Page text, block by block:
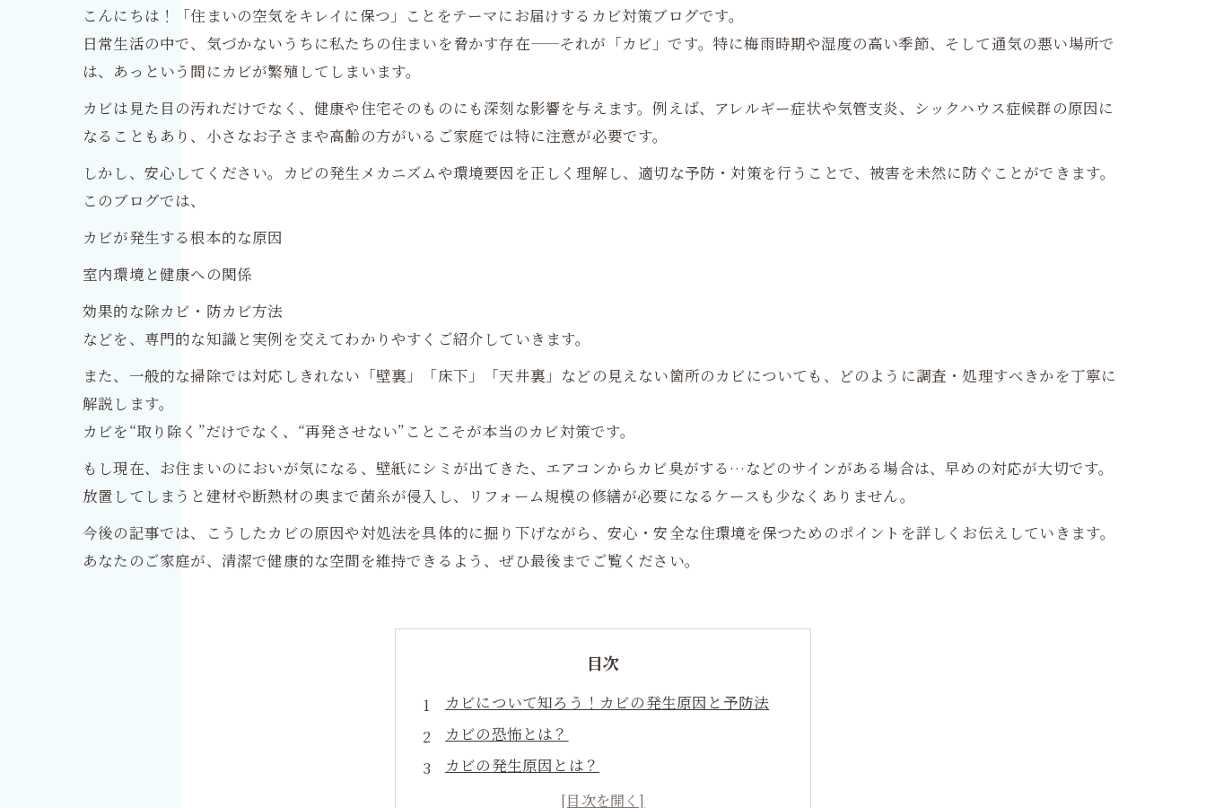
こんにちは！「住まいの空気をキレイに保つ」ことをテーマにお届けするカビ対策ブログです。
日常生活の中で、気づかないうちに私たちの住まいを脅かす存在——それが「カビ」です。特に梅雨時期や湿度の高い季節、そして通気の悪い場所で
は、あっという間にカビが繁殖してしまいます。
カビは見た目の汚れだけでなく、健康や住宅そのものにも深刻な影響を与えます。例えば、アレルギー症状や気管支炎、シックハウス症候群の原因に
なることもあり、小さなお子さまや高齢の方がいるご家庭では特に注意が必要です。
しかし、安心してください。カビの発生メカニズムや環境要因を正しく理解し、適切な予防・対策を行うことで、被害を未然に防ぐことができます。
このブログでは、
カビが発生する根本的な原因
室内環境と健康への関係
効果的な除カビ・防カビ方法
などを、専門的な知識と実例を交えてわかりやすくご紹介していきます。
また、一般的な掃除では対応しきれない「壁裏」「床下」「天井裏」などの見えない箇所のカビについても、どのように調査・処理すべきかを丁寧に
解説します。
カビを“取り除く”だけでなく、“再発させない”ことこそが本当のカビ対策です。
もし現在、お住まいのにおいが気になる、壁紙にシミが出てきた、エアコンからカビ臭がする…などのサインがある場合は、早めの対応が大切です。
放置してしまうと建材や断熱材の奥まで菌糸が侵入し、リフォーム規模の修繕が必要になるケースも少なくありません。
今後の記事では、こうしたカビの原因や対処法を具体的に掘り下げながら、安心・安全な住環境を保つためのポイントを詳しくお伝えしていきます。
あなたのご家庭が、清潔で健康的な空間を維持できるよう、ぜひ最後までご覧ください。
目次
カビについて知ろう！カビの発生原因と予防法
カビの恐怖とは？
カビの発生原因とは？
カビの種類と特徴